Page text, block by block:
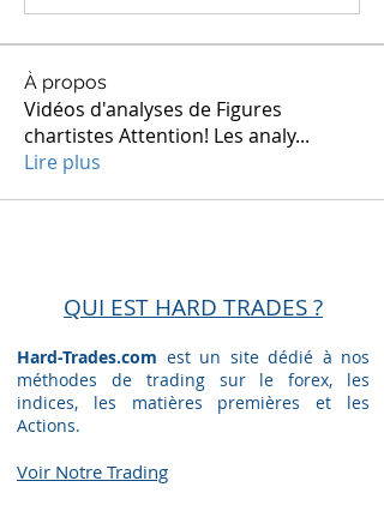
À propos
Vidéos d'analyses de Figures
chartistes Attention! Les analy...
Lire plus
QUI EST HARD TRADES ?
Hard-Trades.com est un site dédié à nos
méthodes de trading sur le forex, les
indices, les matières premières et les
Actions.
Voir Notre Trading​